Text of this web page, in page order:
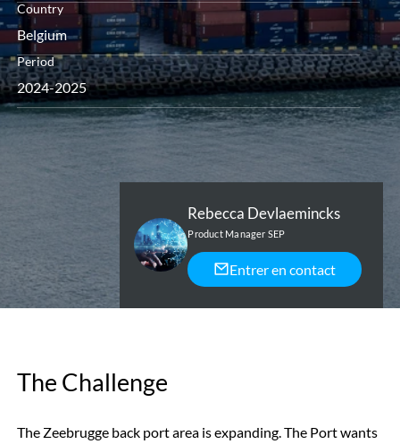
Country
Belgium
Period
2024-2025
Rebecca Devlaemincks
Product Manager SEP
Entrer en contact
The Challenge
The Zeebrugge back port area is expanding. The Port wants